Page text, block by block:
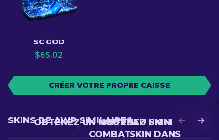
SC GOD
$65.02
CRÉER VOTRE PROPRE CAISSE
OBTENEZ UN MEILLEUR
SKIN DANS
OBTENEZ UN NOUVEAU SKIN EN
COMBAT
SKINS DE AWP SIMILAIRES